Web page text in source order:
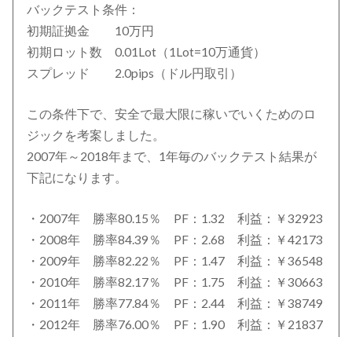
バックテスト条件：
初期証拠金 10万円
初期ロット数 0.01Lot（1Lot=10万通貨）
スプレッド 2.0pips（ドル円取引）
この条件下で、安全で最大限に稼いでいくためのロ
ジックを考案しました。
2007年～2018年まで、1年毎のバックテスト結果が
下記になります。
・2007年 勝率80.15％ PF：1.32 利益：￥32923
・2008年 勝率84.39％ PF：2.68 利益：￥42173
・2009年 勝率82.22％ PF：1.47 利益：￥36548
・2010年 勝率82.17％ PF：1.75 利益：￥30663
・2011年 勝率77.84％ PF：2.44 利益：￥38749
・2012年 勝率76.00％ PF：1.90 利益：￥21837